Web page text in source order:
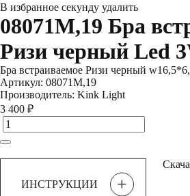
В избранное секунду удалить
08071M,19 Бра
Ризи черный Led
Бра встраиваемое Ризи черный
Артикул: 08071M,19
Производитель: Kink Light
3 400 ₽
ИНСТРУКЦИИ +